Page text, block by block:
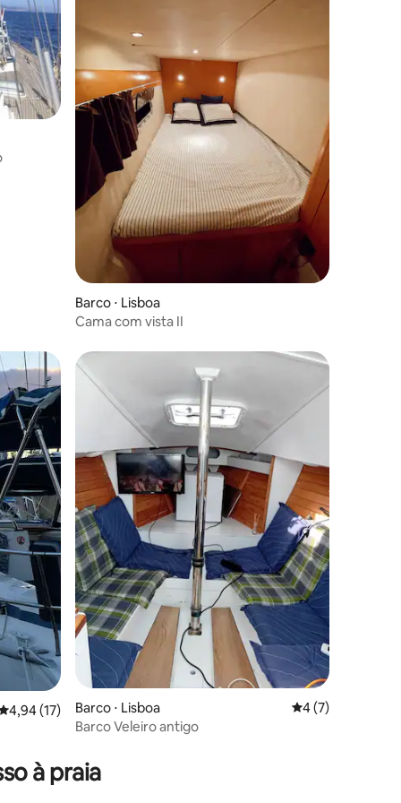
Barco ⋅ Lisboa
Cama com vista II
de uma avaliação média de 5, 17 avaliações
4,94 (17)
Barco ⋅ Lisboa 4 de uma
4 (7)
Barco Veleiro antigo
à praia